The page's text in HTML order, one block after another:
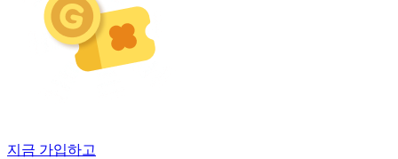
지금 가입하고